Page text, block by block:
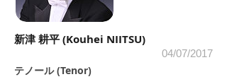
新津 耕平 (Kouhei NIITSU)
04/07/2017
テノール (Tenor)